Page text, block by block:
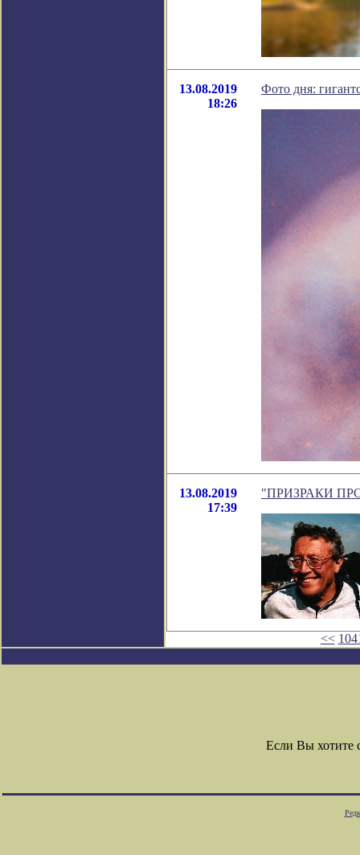
13.08.2019
18:26
Фото дня:
13.08.2019
17:39
"ПРИЗРАКИ
<<
Если Вы хотите